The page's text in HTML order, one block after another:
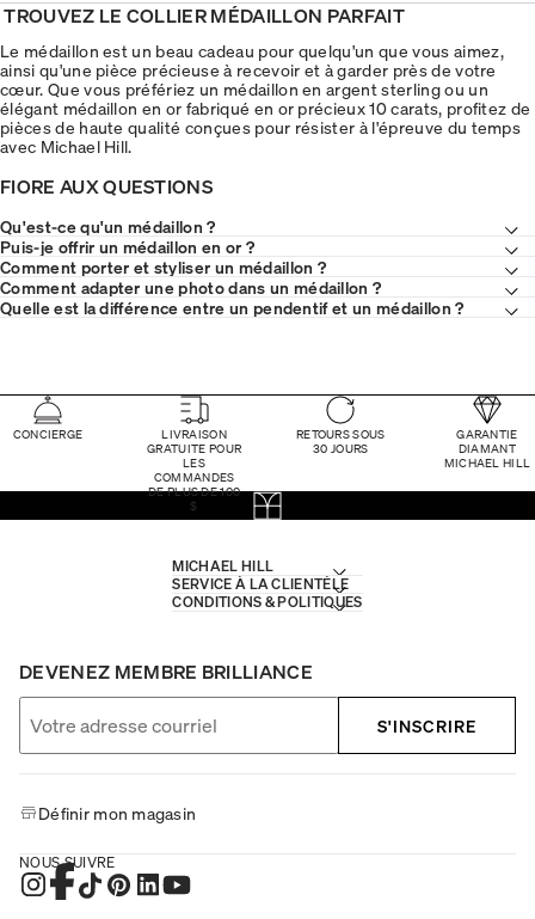
TROUVEZ LE COLLIER MÉDAILLON PARFAIT
Le médaillon est un beau cadeau pour quelqu'un que vous aimez,
ainsi qu'une pièce précieuse à recevoir et à garder près de votre
cœur. Que vous préfériez un médaillon en argent sterling ou un
élégant médaillon en or fabriqué en or précieux 10 carats, profitez de
pièces de haute qualité conçues pour résister à l'épreuve du temps
avec Michael Hill.
FIORE AUX QUESTIONS
Qu'est-ce qu'un médaillon ?
Puis-je offrir un médaillon en or ?
Comment porter et styliser un médaillon ?
Comment adapter une photo dans un médaillon ?
Quelle est la différence entre un pendentif et un médaillon ?
CONCIERGE
LIVRAISON
GRATUITE POUR
LES
COMMANDES
DE PLUS DE 100
$
RETOURS SOUS
30 JOURS
GARANTIE
DIAMANT
MICHAEL HILL
MICHAEL HILL
SERVICE À LA CLIENTÈLE
CONDITIONS & POLITIQUES
DEVENEZ MEMBRE BRILLIANCE
S'INSCRIRE
Définir mon magasin
NOUS SUIVRE